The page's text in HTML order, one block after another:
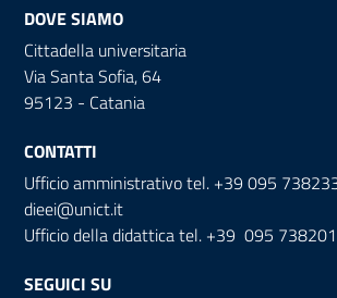
DOVE SIAMO
Cittadella universitaria
Via Santa Sofia, 64
95123 - Catania
CONTATTI
Ufficio amministrativo tel. +39 095
dieei@unict.it
Ufficio della didattica tel. +39 095
SEGUICI SU